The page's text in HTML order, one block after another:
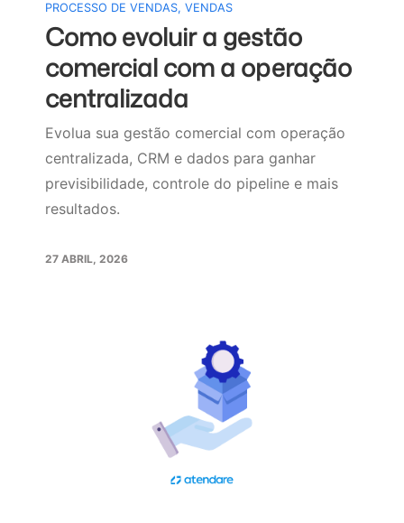
PROCESSO DE VENDAS, VENDAS
Como evoluir a gestão
comercial com a operação
centralizada
Evolua sua gestão comercial com operação
centralizada, CRM e dados para ganhar
previsibilidade, controle do pipeline e mais
resultados.
27 ABRIL, 2026